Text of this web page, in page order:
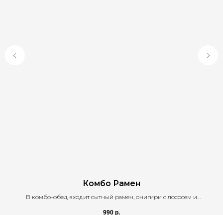
Комбо Рамен
В комбо-обед входит сытный рамен, онигири с лососем и
990 р.